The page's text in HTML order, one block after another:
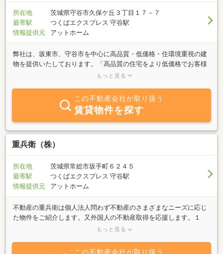
所在地
茨城県守谷市久保ケ丘３丁目１７－７
最寄駅
つくばエクスプレス 守谷駅
情報提供元
アットホーム
弊社は、坂東市、守谷市を中心に高品質・低価格・住環境重視の建
物を提供いたしております。「高品質の住宅をより低価格でお客様
に提供する」ということをモットーに、仕様変更やコストカットを
覧ください。さらに、弊社は地震対策として「制震住宅」を手掛け
ております。いつ襲ってくるか分からない巨大地震。家族の安心・
安全のために「制震住宅」という選択肢を検討してみてはいかがで
すか？
もっと見る
この不動産会社が取り扱う
賃貸物件を探す
重兵衛（株）
所在地
茨城県常総市坂手町６２４５
最寄駅
つくばエクスプレス 守谷駅
情報提供元
アットホーム
不動産の重兵衛は個人法人問わず不動産のさまざまなニーズに応じ
た物件をご紹介します。又外国人の不動産取得を応援します。１
（仲介事業） 不動産のご売却とご購入、そして賃貸の仲介！２
地域でスローライフを満喫。あなたは和風？３（定年後のセカンド
もっと見る